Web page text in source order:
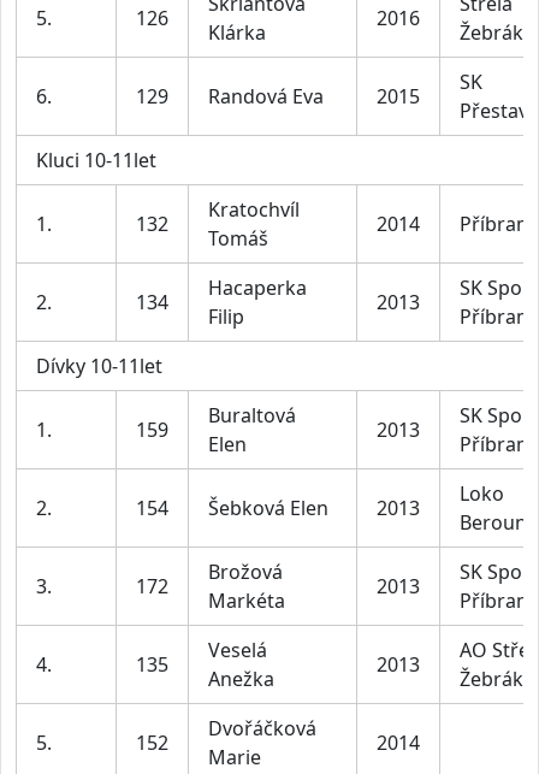
5. 126
Klárka
2016
Žebrák
6. 129 Randová Eva 2015
SK
Kluci 10-11let
1. 132
Kratochvíl
Tomáš
2014 Příbram
2. 134
Hacaperka
Filip
2013
SK
Příbram
Dívky 10-11let
1. 159
Buraltová
Elen
2013
SK
Příbram
2. 154 Šebková Elen 2013
Loko
Beroun
3. 172
Brožová
Markéta
2013
SK
Příbram
4. 135
Veselá
Anežka
2013
AO
Žebrák
5. 152
Dvořáčková
Marie
2014